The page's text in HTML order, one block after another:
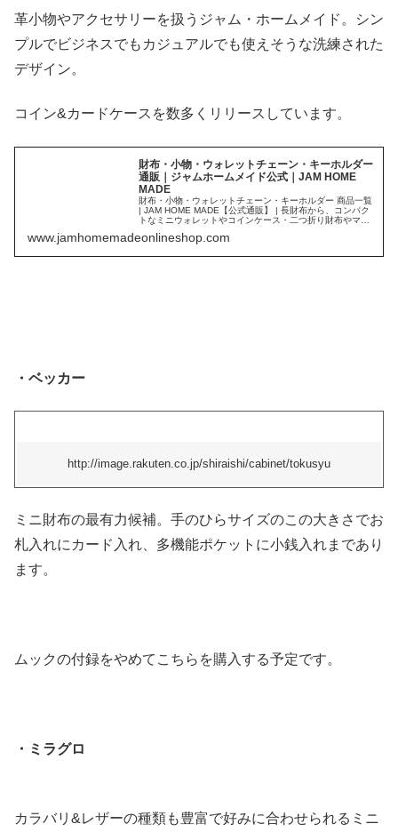
革小物やアクセサリーを扱うジャム・ホームメイド。シン
プルでビジネスでもカジュアルでも使えそうな洗練された
デザイン。
コイン&カードケースを数多くリリースしています。
財布・小物・ウォレットチェーン・キーホルダー
通販｜ジャムホームメイド公式｜JAM HOME
MADE
財布・小物・ウォレットチェーン・キーホルダー 商品一覧
| JAM HOME MADE【公式通販】 | 長財布から、コンパク
トなミニウォレットやコインケース・二つ折り財布やマネ
方へのプレゼント・贈り物としても人気です。
www.jamhomemadeonlineshop.com
・ベッカー
http://image.rakuten.co.jp/shiraishi/cabinet/tokusyu
ミニ財布の最有力候補。手のひらサイズのこの大きさでお
札入れにカード入れ、多機能ポケットに小銭入れまであり
ます。
ムックの付録をやめてこちらを購入する予定です。
・ミラグロ
カラバリ&レザーの種類も豊富で好みに合わせられるミニ